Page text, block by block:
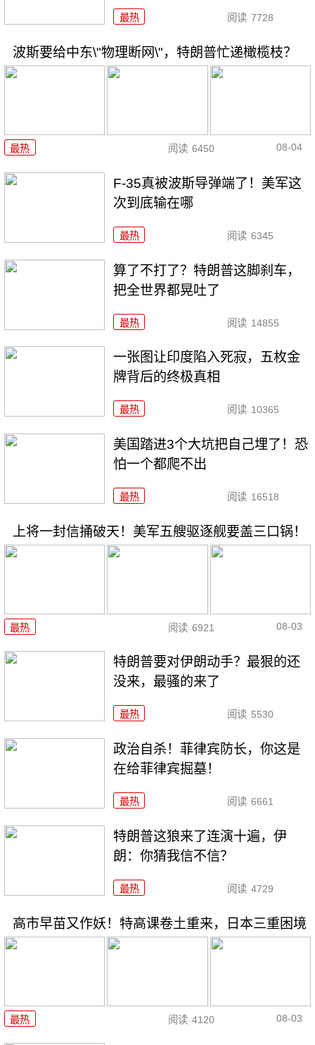
最热 阅读 7728
波斯要给中东\"物理断网\"，特朗普忙递橄榄枝？
最热 阅读 6450 08-04
F-35真被波斯导弹端了！美军这
次到底输在哪
最热 阅读 6345
算了不打了？特朗普这脚刹车，
把全世界都晃吐了
最热 阅读 14855
一张图让印度陷入死寂，五枚金
牌背后的终极真相
最热 阅读 10365
美国踏进3个大坑把自己埋了！恐
怕一个都爬不出
最热 阅读 16518
上将一封信捅破天！美军五艘驱逐舰要盖三口锅！
最热 阅读 6921 08-03
特朗普要对伊朗动手？最狠的还
没来，最骚的来了
最热 阅读 5530
政治自杀！菲律宾防长，你这是
在给菲律宾掘墓！
最热 阅读 6661
特朗普这狼来了连演十遍，伊
朗：你猜我信不信？
最热 阅读 4729
高市早苗又作妖！特高课卷土重来，日本三重困境
最热 阅读 4120 08-03